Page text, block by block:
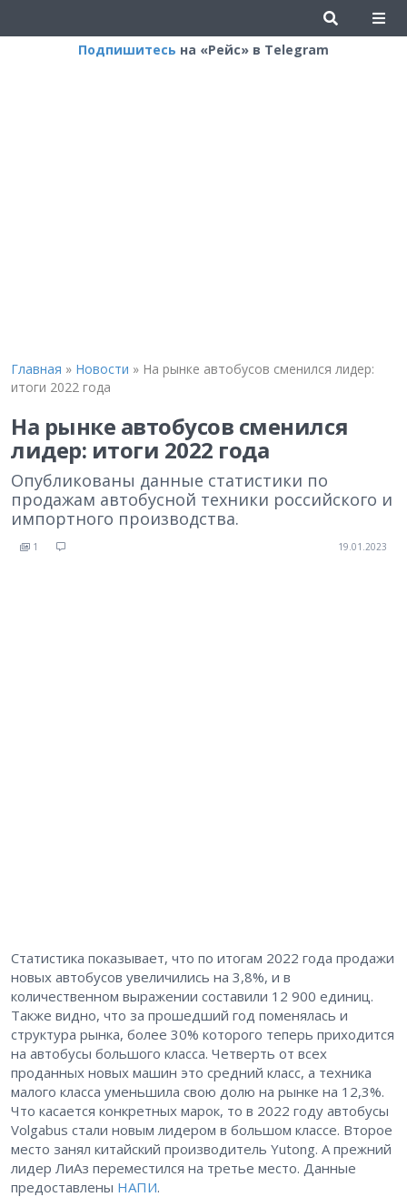
Подпишитесь на «Рейс» в Telegram
Главная » Новости » На рынке автобусов сменился лидер:
итоги 2022 года
На рынке автобусов сменился
лидер: итоги 2022 года
Опубликованы данные статистики по
продажам автобусной техники российского и
импортного производства.
1 19.01.2023
Статистика показывает, что по итогам 2022 года продажи
новых автобусов увеличились на 3,8%, и в
количественном выражении составили 12 900 единиц.
Также видно, что за прошедший год поменялась и
структура рынка, более 30% которого теперь приходится
на автобусы большого класса. Четверть от всех
проданных новых машин это средний класс, а техника
малого класса уменьшила свою долю на рынке на 12,3%.
Что касается конкретных марок, то в 2022 году автобусы
Volgabus стали новым лидером в большом классе. Второе
место занял китайский производитель Yutong. А прежний
лидер ЛиАз переместился на третье место. Данные
предоставлены НАПИ.